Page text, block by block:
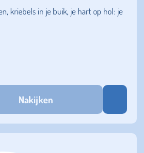
kriebels in je buik, je hart op hol: je
Nakijken